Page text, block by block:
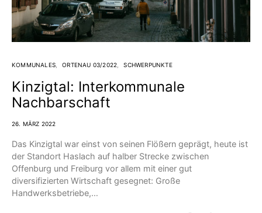
KOMMUNALES ORTENAU 03/2022 SCHWERPUNKTE
Kinzigtal: Interkommunale
Nachbarschaft
26. MÄRZ 2022
Das Kinzigtal war einst von seinen Flößern geprägt, heute ist
der Standort Haslach auf halber Strecke zwischen
Offenburg und Freiburg vor allem mit einer gut
diversifizierten Wirtschaft gesegnet: Große
Handwerksbetriebe,…